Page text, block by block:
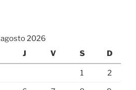
agosto 2026
J V S D
1 2